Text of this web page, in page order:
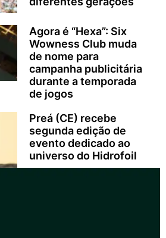
Agora é “Hexa”: Six
Wowness Club muda
de nome para
campanha publicitária
durante a temporada
de jogos
Preá (CE) recebe
segunda edição de
evento dedicado ao
universo do Hidrofoil